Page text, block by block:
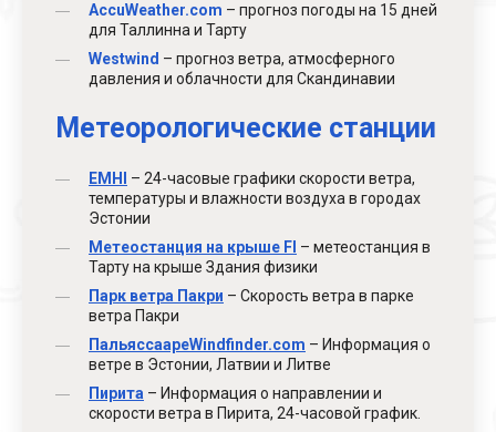
AccuWeather.com – прогноз погоды на 15 дней
для Таллинна и Тарту
Westwind – прогноз ветра, атмосферного
давления и облачности для Скандинавии
Метеорологические станции
EMHI
– 24-часовые графики скорости ветра,
температуры и влажности воздуха в городах
Эстонии
Метеостанция на крыше FI – метеостанция в
Тарту на крыше Здания физики
Парк ветра Пакри – Скорость ветра в парке
ветра Пакри
ПальяссаареWindfinder.com – Информация о
ветре в Эстонии, Латвии и Литве
Пирита – Информация о направлении и
скорости ветра в Пирита, 24-часовой график.